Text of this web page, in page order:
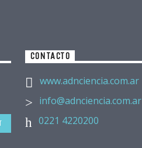
CONTACTO
www.adnciencia.com.ar
info@adnciencia.com.ar
0221 4220200